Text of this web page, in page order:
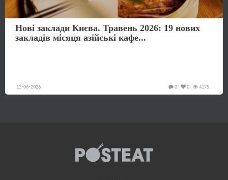
Нові заклади Києва. Травень 2026: 19 нових
закладів місяця азійські кафе...
12-06-2026 4175
0
0